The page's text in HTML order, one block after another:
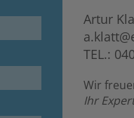
Artur
TEL.:
Wir
Ihr